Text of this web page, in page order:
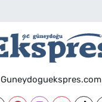
Guneydoguekspres.com